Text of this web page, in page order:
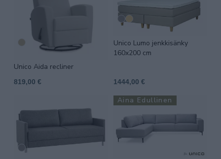
Unico Aida recliner
819,00 €
Unico Lumo jenkkisänky
160x200 cm
1444,00 €
Aina Edullinen